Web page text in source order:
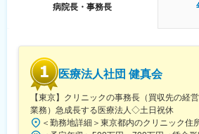
・頑張りを見逃さない風土！待遇や給
【当社について】
・1993年に初めてクリニックを開業し
含め90以上の事業所を展開しています。
・東京・埼玉・千葉に病院、クリニッ
認可保育園、乳児院などを運営してい
・地域の方に「まごころ」をもって「
とを理念としています。
病院長・事務長
医療法人社団 健真会
【東京】クリニックの事務長（買収先の経
業務）急成長する医療法人◇土日祝休